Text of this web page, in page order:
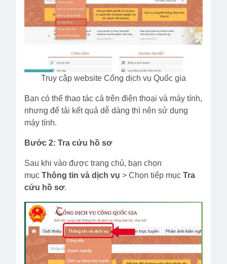
Truy cập website Cổng dịch vụ Quốc gia
Bạn có thể thao tác cả trên điện thoại và máy tính,
nhưng để tải kết quả dễ dàng thì nên sử dụng
máy tính.
Bước 2: Tra cứu hồ sơ
Sau khi vào được trang chủ, bạn chọn
mục Thông tin và dịch vụ > Chọn tiếp mục Tra
cứu hồ sơ.